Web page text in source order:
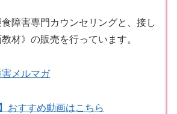
障害専門カウンセリングと、接し
材》の販売を行っています。
害メルマガ
おすすめ動画はこちら